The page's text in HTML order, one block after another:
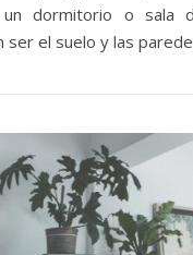
dormitorio o sala
ser el suelo y las